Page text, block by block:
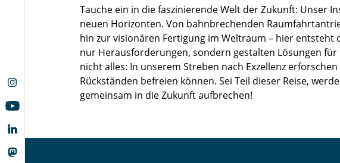
Tauche ein in die faszinierende Welt der Zukunft: Unser
neuen Horizonten. Von bahnbrechenden
hin zur visionären Fertigung im Weltraum – hier
nur Herausforderungen, sondern gestalten Lösungen
nicht alles: In unserem Streben nach Exzellenz
Rückständen befreien können. Sei Teil dieser Reise,
gemeinsam in die Zukunft aufbrechen!